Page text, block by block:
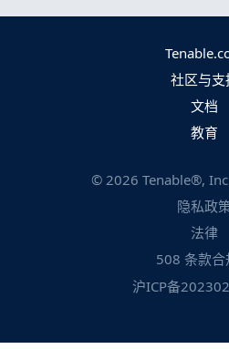
社区与支
文档
教育
© 2026 Tenable®,
隐私政
法律
508 条款合
沪ICP备